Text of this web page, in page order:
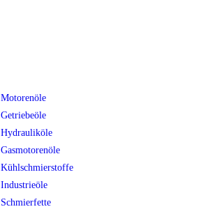
Motorenöle
Getriebeöle
Hydrauliköle
Gasmotorenöle
Kühlschmierstoffe
Industrieöle
Schmierfette